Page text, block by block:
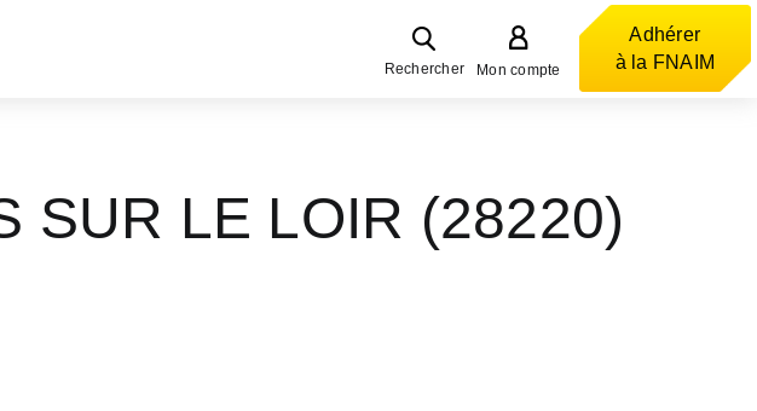
Rechercher Mon compte
Adhérer
à la FNAIM
SUR LE LOIR (28220)